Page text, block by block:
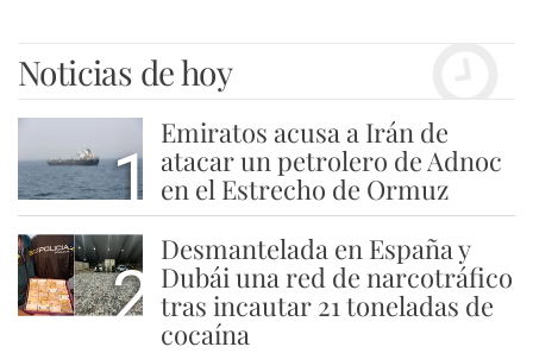
Noticias de hoy
1
Emiratos acusa a Irán de
atacar un petrolero de Adnoc
en el Estrecho de Ormuz
2
Desmantelada en España y
Dubái una red de narcotráfico
tras incautar 21 toneladas de
cocaína